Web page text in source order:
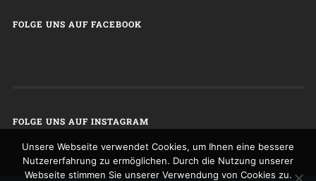
FOLGE UNS AUF FACEBOOK
FOLGE UNS AUF INSTAGRAM
Unsere Webseite verwendet Cookies, um Ihnen eine bessere
Nutzererfahrung zu ermöglichen. Durch die Nutzung unserer
Webseite stimmen Sie unserer Verwendung von Cookies zu.